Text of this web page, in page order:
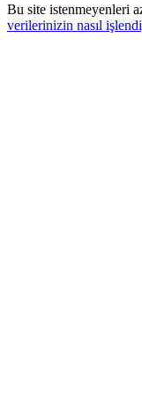
Bu site istenmeyenleri
verilerinizin nasıl